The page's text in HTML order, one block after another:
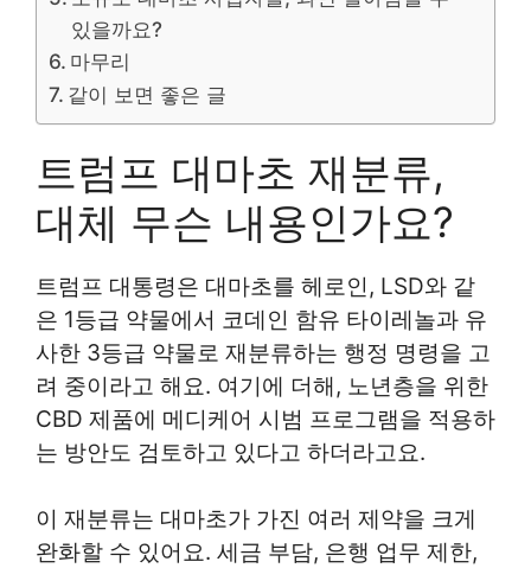
있을까요?
마무리
같이 보면 좋은 글
트럼프 대마초 재분류,
대체 무슨 내용인가요?
트럼프 대통령은 대마초를 헤로인, LSD와 같
은 1등급 약물에서 코데인 함유 타이레놀과 유
사한 3등급 약물로 재분류하는 행정 명령을 고
려 중이라고 해요. 여기에 더해, 노년층을 위한
CBD 제품에 메디케어 시범 프로그램을 적용하
는 방안도 검토하고 있다고 하더라고요.
이 재분류는 대마초가 가진 여러 제약을 크게
완화할 수 있어요. 세금 부담, 은행 업무 제한,